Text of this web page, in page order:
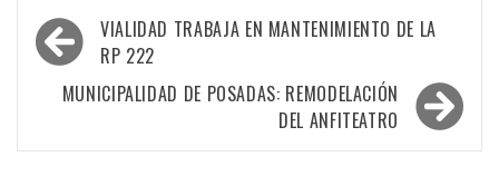
Navegación
de
entradas
VIALIDAD TRABAJA EN MANTENIMIENTO DE LA
RP 222
MUNICIPALIDAD DE POSADAS: REMODELACIÓN
DEL ANFITEATRO